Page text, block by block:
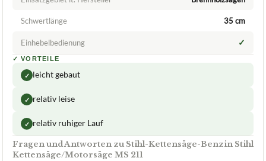
Schwertlänge 35 cm
Einhebelbedienung ✓
✓ VORTEILE
✓ leicht gebaut
✓ relativ leise
✓ relativ ruhiger Lauf
Fragen und Antworten zu Stihl-Kettensäge-Benzin Stihl
Kettensäge/Motorsäge MS 211